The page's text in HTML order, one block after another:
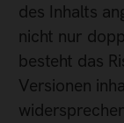
des Inhalts
nicht nur
besteht das
Versionen